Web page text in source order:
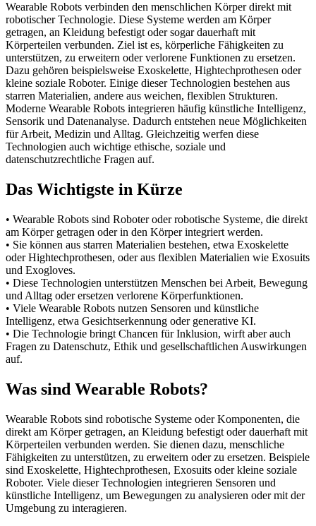
Wearable Robots verbinden den menschlichen Körper direkt mit
robotischer Technologie. Diese Systeme werden am Körper
getragen, an Kleidung befestigt oder sogar dauerhaft mit
Körperteilen verbunden. Ziel ist es, körperliche Fähigkeiten zu
unterstützen, zu erweitern oder verlorene Funktionen zu ersetzen.
Dazu gehören beispielsweise Exoskelette, Hightechprothesen oder
kleine soziale Roboter. Einige dieser Technologien bestehen aus
starren Materialien, andere aus weichen, flexiblen Strukturen.
Moderne Wearable Robots integrieren häufig künstliche Intelligenz,
Sensorik und Datenanalyse. Dadurch entstehen neue Möglichkeiten
für Arbeit, Medizin und Alltag. Gleichzeitig werfen diese
Technologien auch wichtige ethische, soziale und
datenschutzrechtliche Fragen auf.
Das Wichtigste in Kürze
• Wearable Robots sind Roboter oder robotische Systeme, die direkt
am Körper getragen oder in den Körper integriert werden.
• Sie können aus starren Materialien bestehen, etwa Exoskelette
oder Hightechprothesen, oder aus flexiblen Materialien wie Exosuits
und Exogloves.
• Diese Technologien unterstützen Menschen bei Arbeit, Bewegung
und Alltag oder ersetzen verlorene Körperfunktionen.
• Viele Wearable Robots nutzen Sensoren und künstliche
Intelligenz, etwa Gesichtserkennung oder generative KI.
• Die Technologie bringt Chancen für Inklusion, wirft aber auch
Fragen zu Datenschutz, Ethik und gesellschaftlichen Auswirkungen
auf.
Was sind Wearable Robots?
Wearable Robots sind robotische Systeme oder Komponenten, die
direkt am Körper getragen, an Kleidung befestigt oder dauerhaft mit
Körperteilen verbunden werden. Sie dienen dazu, menschliche
Fähigkeiten zu unterstützen, zu erweitern oder zu ersetzen. Beispiele
sind Exoskelette, Hightechprothesen, Exosuits oder kleine soziale
Roboter. Viele dieser Technologien integrieren Sensoren und
künstliche Intelligenz, um Bewegungen zu analysieren oder mit der
Umgebung zu interagieren.